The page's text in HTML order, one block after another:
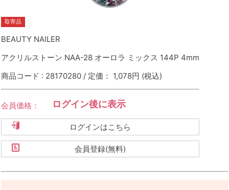
取寄品
BEAUTY NAILER
アクリルストーン NAA-28 オーロラ ミックス 144P 4mm
商品コード : 28170280 / 定価： 1,078円 (税込)
会員価格： ログイン後に表示
ログインはこちら
会員登録(無料)